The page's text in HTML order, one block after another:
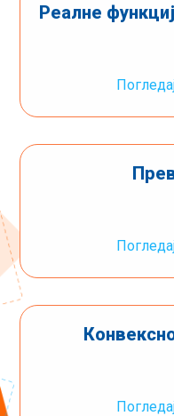
Реалне